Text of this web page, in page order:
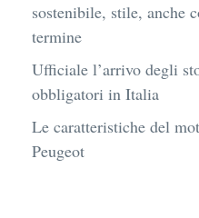
sostenibile, stile, anche
termine
Ufficiale l’arrivo degli
obbligatori in Italia
Le caratteristiche del
Peugeot